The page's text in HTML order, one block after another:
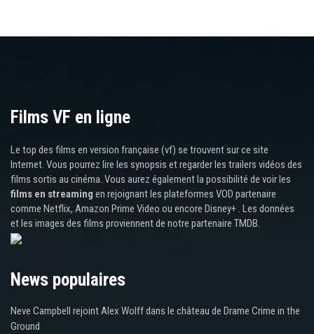
Films VF en ligne
Le top des films en version française (vf) se trouvent sur ce site
Internet. Vous pourrez lire les synopsis et regarder les trailers vidéos des
films sortis au cinéma. Vous aurez également la possibilité de voir les
films en streaming en rejoignant les plateformes VOD partenaire
comme Netflix, Amazon Prime Video ou encore Disney+ . Les données
et les images des films proviennent de notre partenaire TMDB.
News populaires
Neve Campbell rejoint Alex Wolff dans le château de Drame Crime in the
Ground